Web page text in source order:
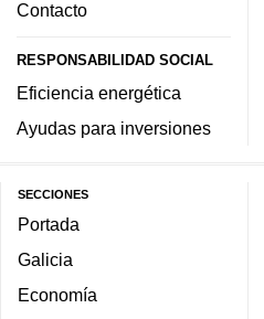
Contacto
RESPONSABILIDAD SOCIAL
Eficiencia energética
Ayudas para inversiones
SECCIONES
Portada
Galicia
Economía